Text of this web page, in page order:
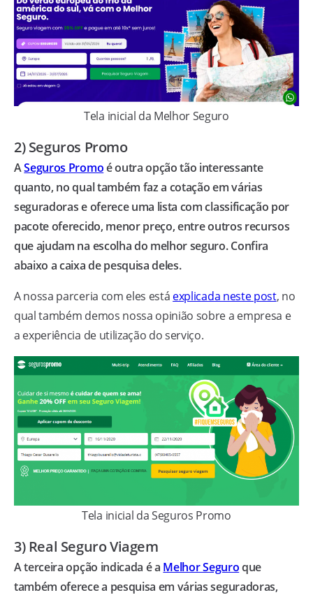
Tela inicial da Melhor Seguro
2) Seguros Promo
ASeguros Promoé outra opção tão interessante
quanto, no qual também faz a cotação em várias
seguradoras e oferece uma lista com classificação por
pacote oferecido, menor preço, entre outros recursos
que ajudam na escolha do melhor seguro. Confira
abaixo a caixa de pesquisa deles.
A nossa parceria com eles está explicada neste post, no
qual também demos nossa opinião sobre a empresa e
a experiência de utilização do serviço.
Tela inicial da Seguros Promo
3) Real Seguro Viagem
A terceira opção indicada é a Melhor Seguroque
também oferece a pesquisa em várias seguradoras,